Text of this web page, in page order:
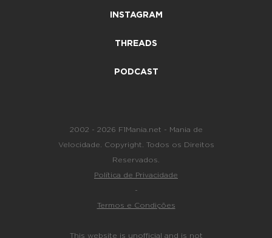
INSTAGRAM
THREADS
PODCAST
2002 - 2026 F1Mania.net - Mania de
Velocidade. Copyright. Todos os Direitos
Reservados.
Política de Privacidade
-
Termos e Condições
This website is unofficial and is not